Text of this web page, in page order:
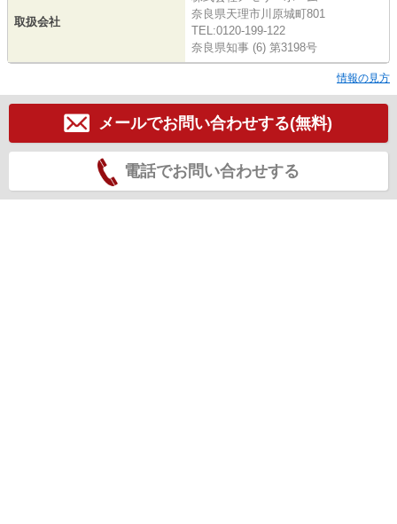
取扱会社
奈良県天理市川原城町801
TEL:0120-199-122
奈良県知事 (6) 第3198号
情報の見方
メールでお問い合わせする(無料)
電話でお問い合わせする